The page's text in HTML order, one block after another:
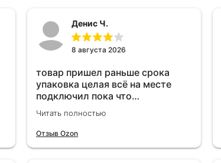
Денис Ч.
8 августа 2026
товар пришел раньше срока
упаковка целая всё на месте
подключил пока что
тестирую.проработал месяц и
всё перестал работать
прибавился расход топлива ,
Читать полностью
Отзыв Ozon